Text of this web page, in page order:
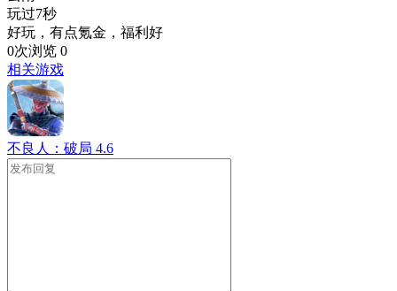
玩过7秒
好玩，有点氪金，福利好
0次浏览 0
相关游戏
不良人：破局 4.6